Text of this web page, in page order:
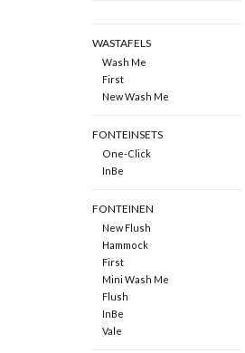
WASTAFELS
Wash Me
First
New Wash Me
FONTEINSETS
One-Click
InBe
FONTEINEN
New Flush
Hammock
First
Mini Wash Me
Flush
InBe
Vale